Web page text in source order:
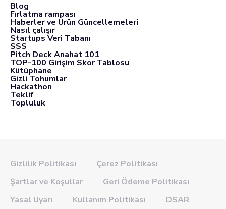
Blog
Fırlatma rampası
Haberler ve Ürün Güncellemeleri
Nasıl çalışır
Startups Veri Tabanı
SSS
Pitch Deck Anahat 101
TOP-100 Girişim Skor Tablosu
Kütüphane
Gizli Tohumlar
Hackathon
Teklif
Topluluk
Gizlilik Politikası
Çerez Politikası
Şartlar ve Koşullar
Geri Ödeme Politikası
Yasal Uyarı
Kullanım Politikası
DSAR